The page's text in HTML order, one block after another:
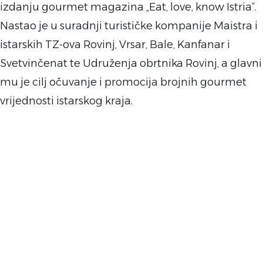
izdanju gourmet magazina „Eat, love, know Istria“.
Nastao je u suradnji turističke kompanije Maistra i
istarskih TZ-ova Rovinj, Vrsar, Bale, Kanfanar i
Svetvinčenat te Udruženja obrtnika Rovinj, a glavni
mu je cilj očuvanje i promocija brojnih gourmet
vrijednosti istarskog kraja.